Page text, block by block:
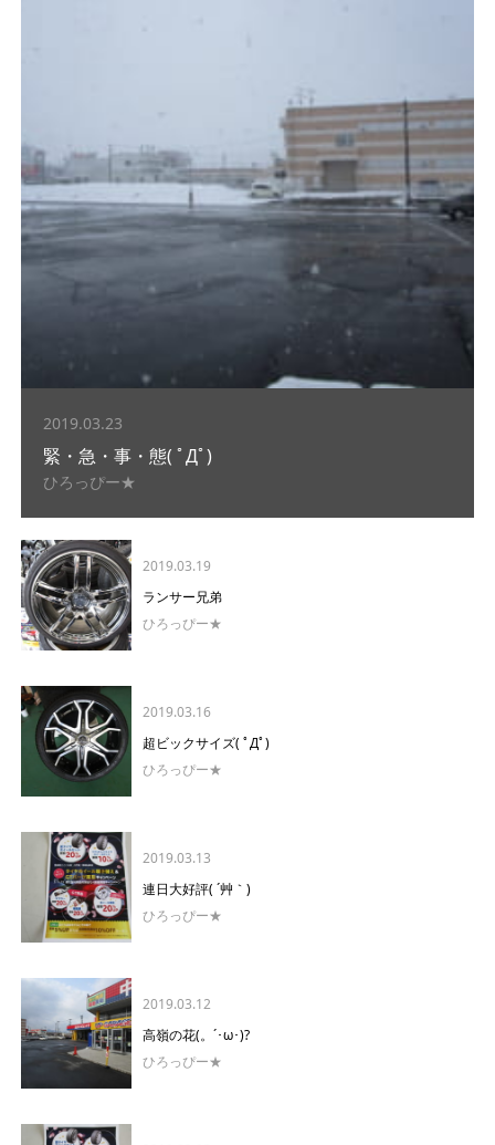
2019.03.23
緊・急・事・態( ﾟДﾟ)
ひろっぴー★
2019.03.19
ランサー兄弟
ひろっぴー★
2019.03.16
超ビックサイズ( ﾟДﾟ)
ひろっぴー★
2019.03.13
連日大好評( ´艸｀)
ひろっぴー★
2019.03.12
高嶺の花(。´･ω･)?
ひろっぴー★